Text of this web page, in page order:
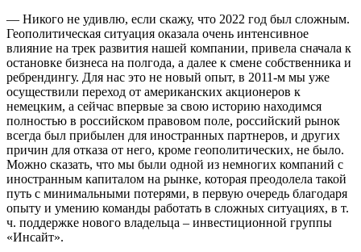
— Никого не удивлю, если скажу, что 2022 год был сложным.
Геополитическая ситуация оказала очень интенсивное
влияние на трек развития нашей компании, привела сначала к
остановке бизнеса на полгода, а далее к смене собственника и
ребрендингу. Для нас это не новый опыт, в 2011-м мы уже
осуществили переход от американских акционеров к
немецким, а сейчас впервые за свою историю находимся
полностью в российском правовом поле, российский рынок
всегда был прибылен для иностранных партнеров, и других
причин для отказа от него, кроме геополитических, не было.
Можно сказать, что мы были одной из немногих компаний с
иностранным капиталом на рынке, которая преодолела такой
путь с минимальными потерями, в первую очередь благодаря
опыту и умению команды работать в сложных ситуациях, в т.
ч. поддержке нового владельца – инвестиционной группы
«Инсайт».